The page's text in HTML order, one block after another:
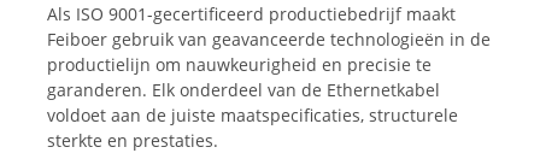
Als ISO 9001-gecertificeerd productiebedrijf maakt
Feiboer gebruik van geavanceerde technologieën in de
productielijn om nauwkeurigheid en precisie te
garanderen. Elk onderdeel van de Ethernetkabel
voldoet aan de juiste maatspecificaties, structurele
sterkte en prestaties.